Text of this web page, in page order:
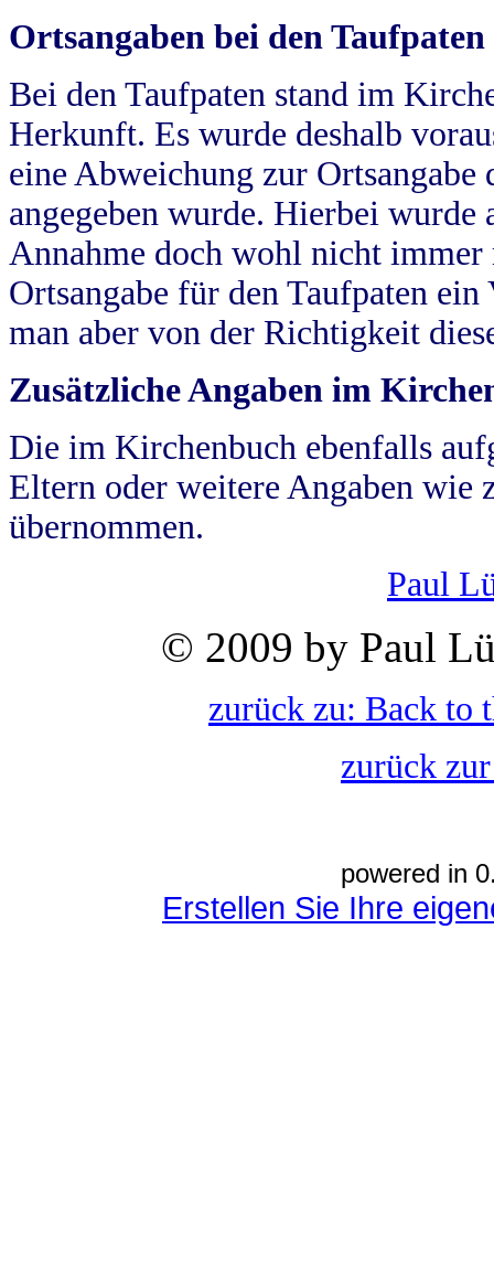
Ortsangaben bei den Taufpaten
Bei den Taufpaten stand im
Herkunft. Es wurde deshalb
eine Abweichung zur
angegeben wurde. Hierbei wurde
Annahme doch wohl nicht
Ortsangabe für den Taufpaten
man aber von der Richtigkeit
Zusätzliche Angaben im
Die im Kirchenbuch ebenfalls
Eltern oder weitere Angaben wie
übernommen.
Paul
© 2009 by Paul
zurück zu: Back to
zurück
powered in
Erstellen Sie Ihre